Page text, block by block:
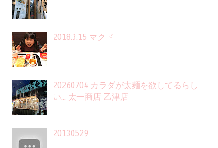
2018.3.15 マクド
20260704 カラダが太麺を欲してるらし
い... 太一商店 乙津店
20130529